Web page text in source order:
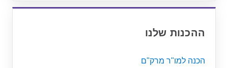
ההכנות שלנו
הכנה למו"ר מרק"ם